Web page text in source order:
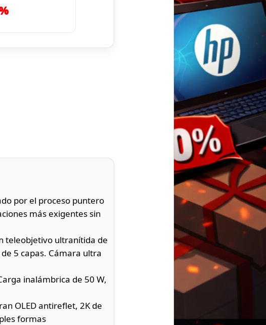
por el proceso puntero
más exigentes sin
teleobjetivo ultranítida de
5 capas. Cámara ultra
inalámbrica de 50 W,
OLED antireflet, 2K de
formas